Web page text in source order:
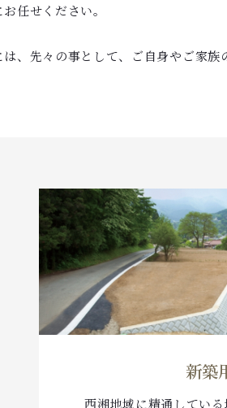
任せください。
は、先々の事として、ご自身やご家
新築
西湘地域に精通している